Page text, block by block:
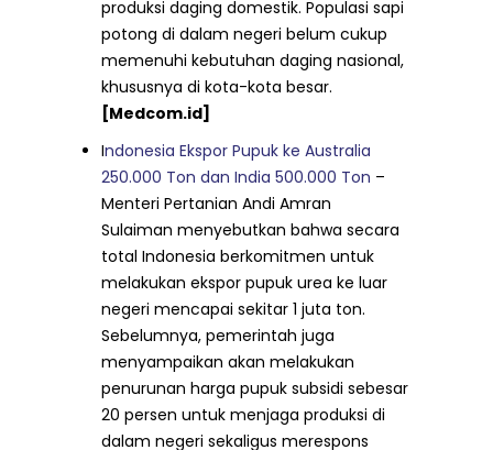
produksi daging domestik. Populasi sapi
potong di dalam negeri belum cukup
memenuhi kebutuhan daging nasional,
khususnya di kota-kota besar.
[Medcom.id]
Indonesia Ekspor Pupuk ke Australia
250.000 Ton dan India 500.000 Ton –
Menteri Pertanian Andi Amran
Sulaiman menyebutkan bahwa secara
total Indonesia berkomitmen untuk
melakukan ekspor pupuk urea ke luar
negeri mencapai sekitar 1 juta ton.
Sebelumnya, pemerintah juga
menyampaikan akan melakukan
penurunan harga pupuk subsidi sebesar
20 persen untuk menjaga produksi di
dalam negeri sekaligus merespons